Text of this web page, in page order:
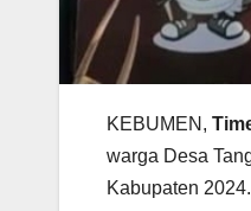
KEBUMEN,
warga Desa
Kabupaten 2024.